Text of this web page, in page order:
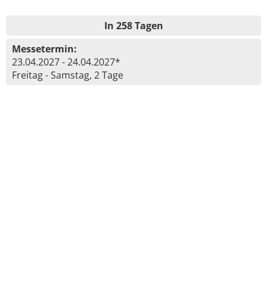
In 258 Tagen
Messetermin:
23.04.2027 - 24.04.2027*
Freitag - Samstag, 2 Tage